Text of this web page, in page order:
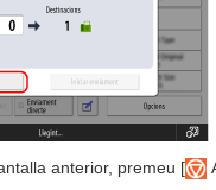
anterior, premeu [